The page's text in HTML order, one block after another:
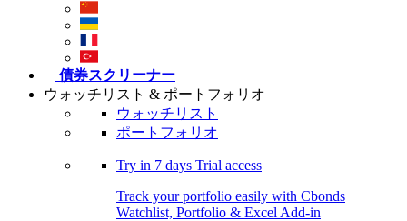
債券スクリーナー
ウォッチリスト & ポートフォリオ
ウォッチリスト
ポートフォリオ
Try in 7 days Trial access
Track your portfolio easily with Cbonds
Watchlist, Portfolio & Excel Add-in